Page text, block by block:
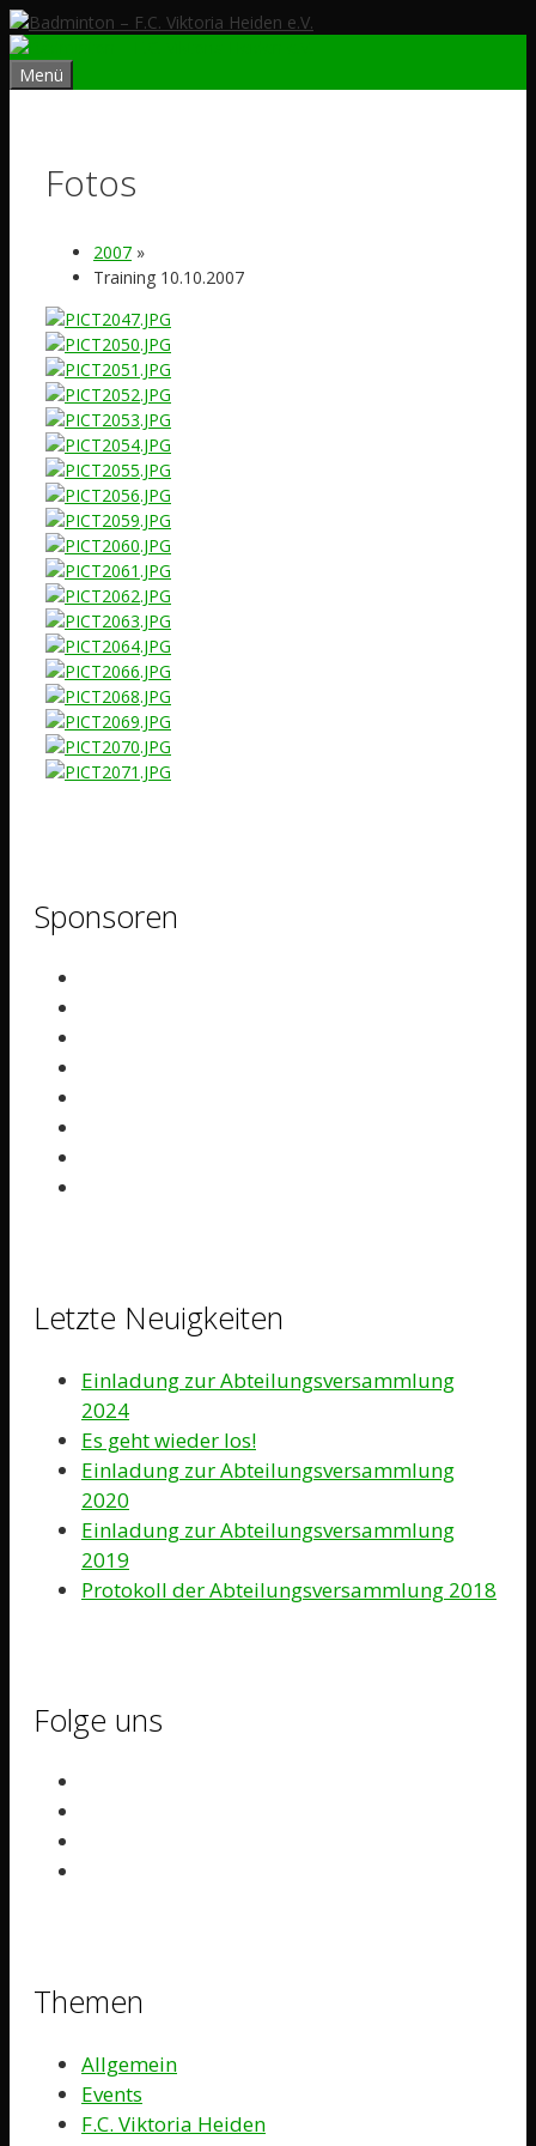
Zum
Inhalt
springen
Menü
Fotos
2007 »
Training 10.10.2007
Sponsoren
Letzte Neuigkeiten
Einladung zur Abteilungsversammlung
2024
Es geht wieder los!
Einladung zur Abteilungsversammlung
2020
Einladung zur Abteilungsversammlung
2019
Protokoll der Abteilungsversammlung 2018
Folge uns
Themen
Allgemein
Events
F.C. Viktoria Heiden